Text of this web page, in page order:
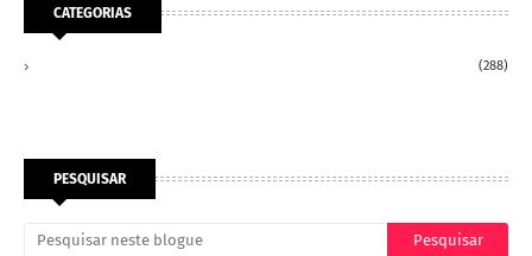
CATEGORIAS
(288)
PESQUISAR